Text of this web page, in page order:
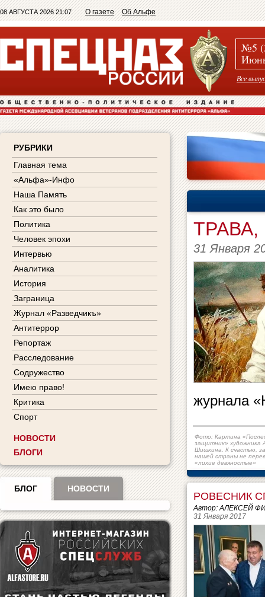
08 АВГУСТА 2026 21:07 О газете Об Альфе
№5
Все
РУБРИКИ
Главная тема
«Альфа»-Инфо
Наша Память
Как это было
Политика
Человек эпохи
Интервью
Аналитика
История
Заграница
Журнал «Разведчикъ»
Антитеррор
Репортаж
Расследование
Содружество
Имею право!
Критика
Спорт
НОВОСТИ
БЛОГИ
БЛОГ НОВОСТИ
31 Января
журнала
Фото: Картина
защитник» художника
Шишкина. К счастью,
нашей страны не
«лихие девяностые»
РОВЕСНИК
Автор: АЛЕКСЕЙ
31 Января 2017